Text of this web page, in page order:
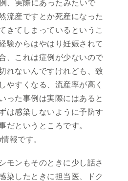
、実際にあったみたいで
流産ですとか死産になった
きてしまっているというこ
験からはやはり妊娠されて
、これは症例が少ないので
れないんですけれども、致
やすくなる、流産率が高く
った事例は実際にはあると
は感染しないように予防す
だというところです。
報です。
モンもそのときに少し話さ
染したときに担当医、ドク